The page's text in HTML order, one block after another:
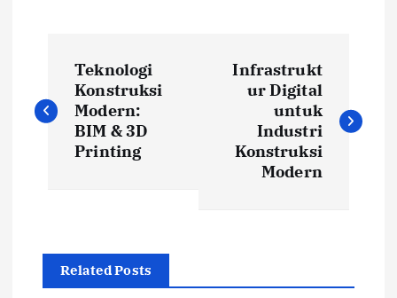
o
Teknologi
Konstruksi
Modern:
BIM & 3D
Printing
Infrastrukt
ur Digital
untuk
Industri
Konstruksi
Modern
Related Posts